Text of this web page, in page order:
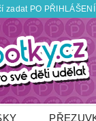
zadat PO